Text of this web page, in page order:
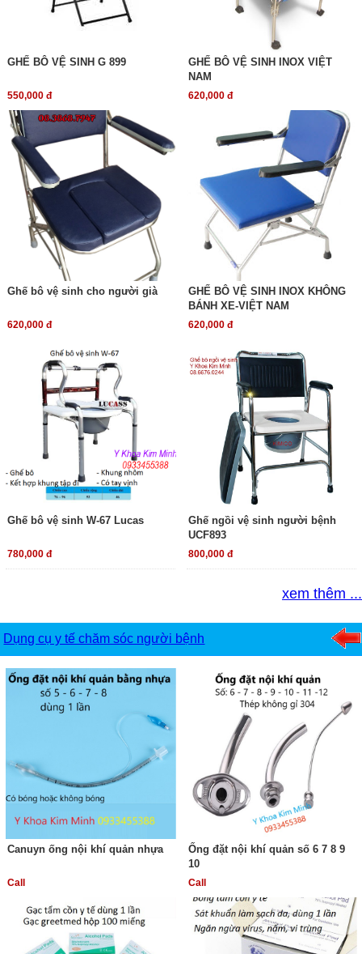
GHẾ BÔ VỆ SINH G 899
550,000 đ
GHẾ BÔ VỆ SINH INOX VIỆT
NAM
620,000 đ
Ghế bô vệ sinh cho người già
620,000 đ
GHẾ BÔ VỆ SINH INOX KHÔNG
BÁNH XE-VIỆT NAM
620,000 đ
Ghế bô vệ sinh W-67 Lucas
780,000 đ
Ghế ngồi vệ sinh người bệnh
UCF893
800,000 đ
xem thêm ...
Dụng cụ y tế chăm sóc người bệnh
Canuyn ống nội khí quản nhựa
Call
Ống đặt nội khí quản số 6 7 8 9
10
Call